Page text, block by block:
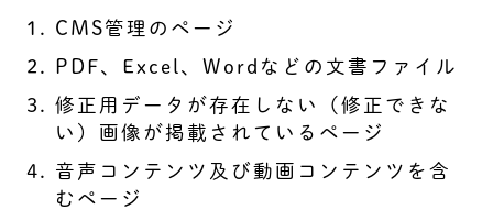
CMS管理のページ
PDF、Excel、Wordなどの文書ファイル
修正用データが存在しない（修正できな
い）画像が掲載されているページ
音声コンテンツ及び動画コンテンツを含
むページ